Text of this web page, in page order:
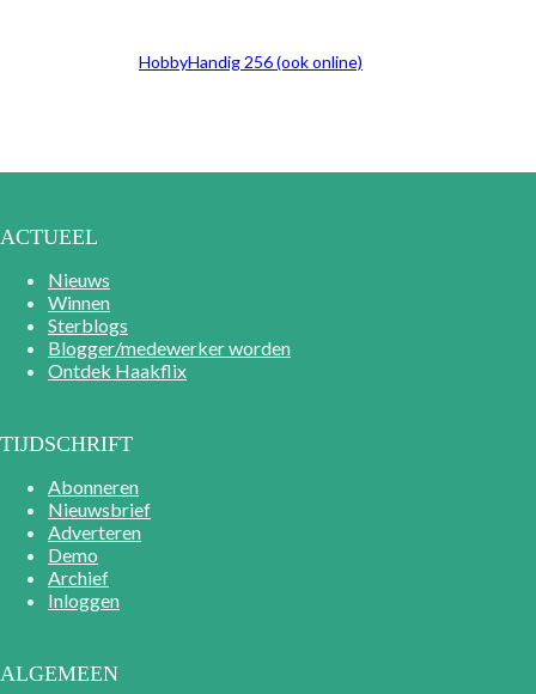
HobbyHandig 256 (ook online)
ACTUEEL
Nieuws
Winnen
Sterblogs
Blogger/medewerker worden
Ontdek Haakflix
TIJDSCHRIFT
Abonneren
Nieuwsbrief
Adverteren
Demo
Archief
Inloggen
ALGEMEEN